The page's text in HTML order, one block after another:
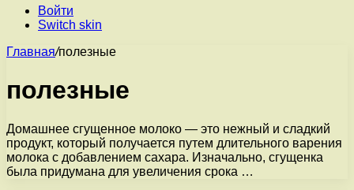
Войти
Switch skin
Главная/полезные
полезные
Домашнее сгущенное молоко — это нежный и сладкий
продукт, который получается путем длительного варения
молока с добавлением сахара. Изначально, сгущенка
была придумана для увеличения срока …